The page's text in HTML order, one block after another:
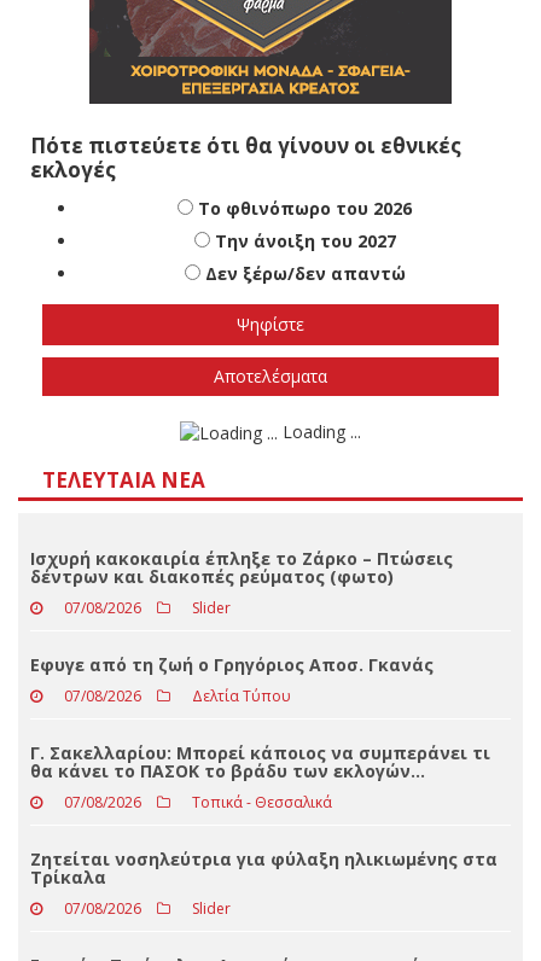
Πότε πιστεύετε ότι θα γίνουν οι εθνικές
εκλογές
Το φθινόπωρο του 2026
Την άνοιξη του 2027
Δεν ξέρω/δεν απαντώ
ΤΕΛΕΥΤΑΊΑ ΝΈΑ
Ισχυρή κακοκαιρία έπληξε το Ζάρκο – Πτώσεις
δέντρων και διακοπές ρεύματος (φωτο)
Eφυγε από τη ζωή ο Γρηγόριος Αποσ. Γκανάς
07/08/2026 Δελτία Τύπου
Γ. Σακελλαρίου: Μπορεί κάποιος να συμπεράνει τι
θα κάνει το ΠΑΣΟΚ το βράδυ των εκλογών…
07/08/2026 Τοπικά - Θεσσαλικά